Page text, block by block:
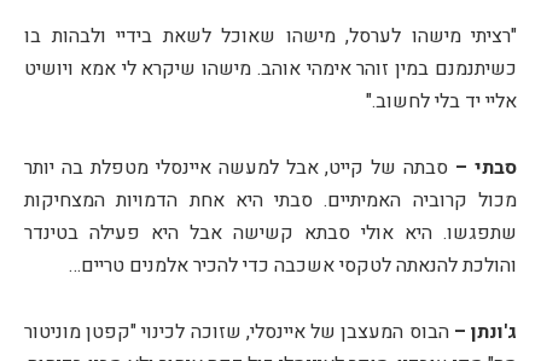
"רציתי מישהו לערסל, מישהו שאוכל לשאת בידיי ולבהות בו
כשיתנמנם במין זוהר אימהי אוהב. מישהו שיקרא לי אמא ויושיט
אליי יד בלי לחשוב."
סבתי – סבתה של קייט, אבל למעשה איינסלי מטפלת בה יותר
מכול קרוביה האמיתיים. סבתי היא אחת הדמויות המצחיקות
שתפגשו. היא אולי סבתא קשישה אבל היא פעילה בטינדר
והולכת להנאתה לטקסי אשכבה כדי להכיר אלמנים טריים…
ג'ונתן –הבוס המעצבן של איינסלי, שזוכה לכינוי "קפטן מוניטור